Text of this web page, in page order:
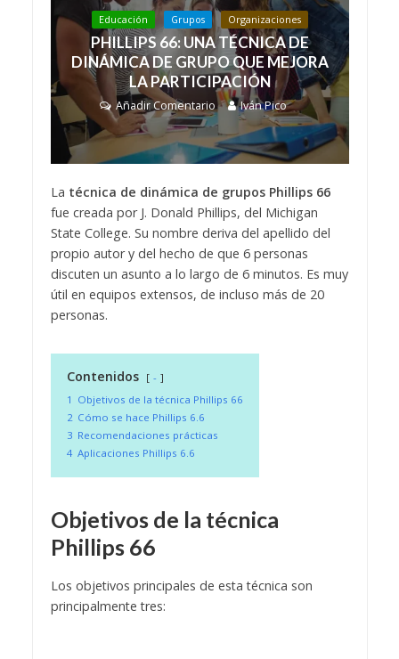
Educación Grupos Organizaciones
PHILLIPS 66: UNA TÉCNICA DE
DINÁMICA DE GRUPO QUE MEJORA
LA PARTICIPACIÓN
Añadir Comentario Iván Pico
La técnica de dinámica de grupos Phillips 66
fue creada por J. Donald Phillips, del Michigan
State College. Su nombre deriva del apellido del
propio autor y del hecho de que 6 personas
discuten un asunto a lo largo de 6 minutos. Es muy
útil en equipos extensos, de incluso más de 20
personas.
Contenidos
-
1 Objetivos de la técnica Phillips 66
2 Cómo se hace Phillips 6.6
3 Recomendaciones prácticas
4 Aplicaciones Phillips 6.6
Objetivos de la técnica
Phillips 66
Los objetivos principales de esta técnica son
principalmente tres: